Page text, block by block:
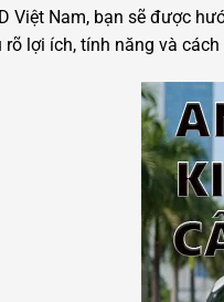
Việt Nam, bạn sẽ được
rõ lợi ích, tính năng và